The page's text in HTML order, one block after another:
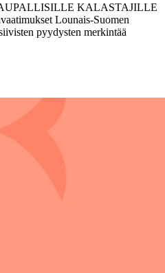
KALASTAJILLE
Lounais-Suomen
pyydysten merkintää